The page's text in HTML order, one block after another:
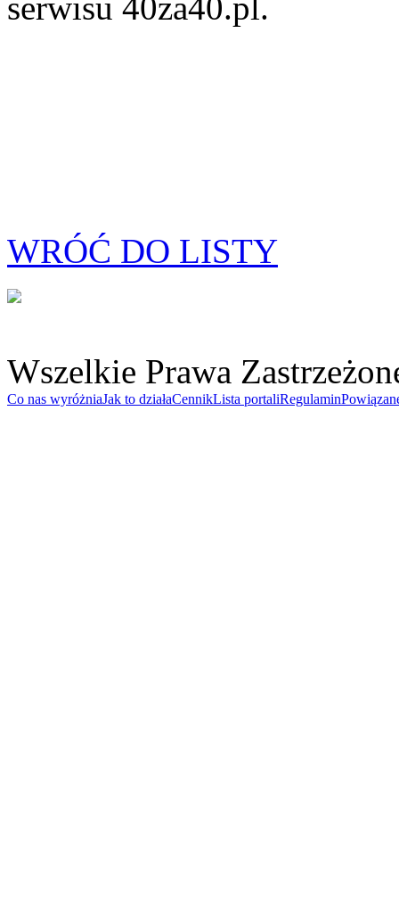
WRÓĆ DO LISTY
Wszelkie Prawa
Co nas wyróżniaJak to działaCennikLista portaliRegulamin